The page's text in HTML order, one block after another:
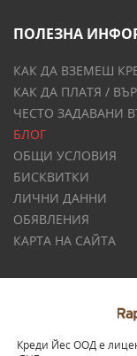
ПОЛЕЗНА
КАК ДА ВЗЕМЕШ
КАК ДА ПЛАТЯ /
ЧЕСТО ЗАДАВАНИ
БЛОГ
ОБЩИ УСЛОВИЯ
БИСКВИТКИ
ЛИЧНИ ДАННИ
ОБЯВЛЕНИЯ
КАРТА НА САЙТА
Креди Йес ООД е